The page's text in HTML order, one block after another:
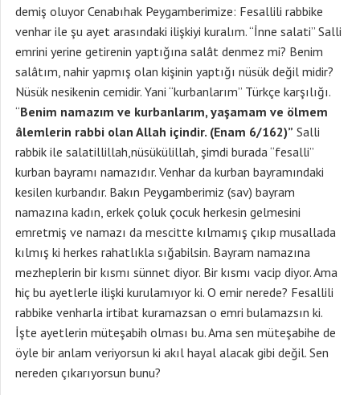
demiş oluyor Cenabıhak Peygamberimize: Fesallili rabbike
venhar ile şu ayet arasındaki ilişkiyi kuralım. “İnne salati” Salli
emrini yerine getirenin yaptığına salât denmez mi? Benim
salâtım, nahir yapmış olan kişinin yaptığı nüsük değil midir?
Nüsük nesikenin cemidir. Yani “kurbanlarım” Türkçe karşılığı.
“Benim namazım ve kurbanlarım, yaşamam ve ölmem
âlemlerin rabbi olan Allah içindir. (Enam 6/162)” Salli
rabbik ile salatillillah,nüsükülillah, şimdi burada “fesalli”
kurban bayramı namazıdır. Venhar da kurban bayramındaki
kesilen kurbandır. Bakın Peygamberimiz (sav) bayram
namazına kadın, erkek çoluk çocuk herkesin gelmesini
emretmiş ve namazı da mescitte kılmamış çıkıp musallada
kılmış ki herkes rahatlıkla sığabilsin. Bayram namazına
mezheplerin bir kısmı sünnet diyor. Bir kısmı vacip diyor. Ama
hiç bu ayetlerle ilişki kurulamıyor ki. O emir nerede? Fesallili
rabbike venharla irtibat kuramazsan o emri bulamazsın ki.
İşte ayetlerin müteşabih olması bu. Ama sen müteşabihe de
öyle bir anlam veriyorsun ki akıl hayal alacak gibi değil. Sen
nereden çıkarıyorsun bunu?